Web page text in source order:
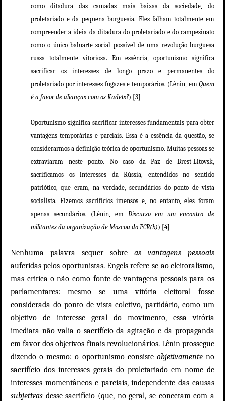
como ditadura das camadas mais baixas da sociedade, do
proletariado e da pequena burguesia. Eles falham totalmente em
compreender a ideia da ditadura do proletariado e do campesinato
como o único baluarte social possível de uma revolução burguesa
russa totalmente vitoriosa. Em essência, oportunismo significa
sacrificar os interesses de longo prazo e permanentes do
proletariado por interesses fugazes e temporários. (Lênin, em Quem
é a favor de alianças com os Kadets?) [3]
Oportunismo significa sacrificar interesses fundamentais para obter
vantagens temporárias e parciais. Essa é a essência da questão, se
considerarmos a definição teórica de oportunismo. Muitas pessoas se
extraviaram neste ponto. No caso da Paz de Brest-Litovsk,
sacrificamos os interesses da Rússia, entendidos no sentido
patriótico, que eram, na verdade, secundários do ponto de vista
socialista. Fizemos sacrifícios imensos e, no entanto, eles foram
apenas secundários. (Lênin, em Discurso em um encontro de
militantes da organização de Moscou do PCR(b)) [4]
Nenhuma palavra sequer sobre as vantagens pessoais
auferidas pelos oportunistas. Engels refere-se ao eleitoralismo,
mas critica-o não como fonte de vantagens pessoais para os
parlamentares: mesmo se uma vitória eleitoral fosse
considerada do ponto de vista coletivo, partidário, como um
objetivo de interesse geral do movimento, essa vitória
imediata não valia o sacrifício da agitação e da propaganda
em favor dos objetivos finais revolucionários. Lênin prossegue
dizendo o mesmo: o oportunismo consiste objetivamenteno
sacrifício dos interesses gerais do proletariado em nome de
interesses momentâneos e parciais, independente das causas
subjetivas desse sacrifício (que, no geral, se conectam com a